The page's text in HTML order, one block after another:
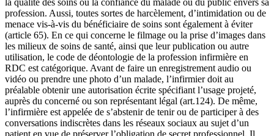
profession. Aussi, toutes sortes de harcèlement, d’intimidation ou de
menace vis-à-vis du bénéficiaire de soins sont également à éviter
(article 65). En ce qui concerne le filmage ou la prise d’images dans
les milieux de soins de santé, ainsi que leur publication ou autre
utilisation, le code de déontologie de la profession infirmière en
RDC est catégorique. Avant de faire un enregistrement audio ou
vidéo ou prendre une photo d’un malade, l’infirmier doit au
préalable obtenir une autorisation écrite spécifiant l’usage projeté,
auprès du concerné ou son représentant légal (art.124). De même,
l’infirmière est appelée de s’abstenir de tenir ou de participer à des
conversations indiscrètes dans les réseaux sociaux au sujet d’un
patient en vue de préserver l’obligation de secret professionnel. Il